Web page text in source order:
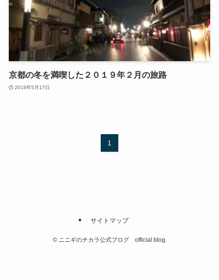
京都の冬を満喫した２０１９年２月の旅路
2019年5月17日
1
サイトマップ
©ニニギのチカラ公式ブログ official blog.